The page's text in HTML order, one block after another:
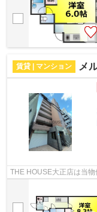
賃貸 | マンション メ
THE HOUSE大正店は当